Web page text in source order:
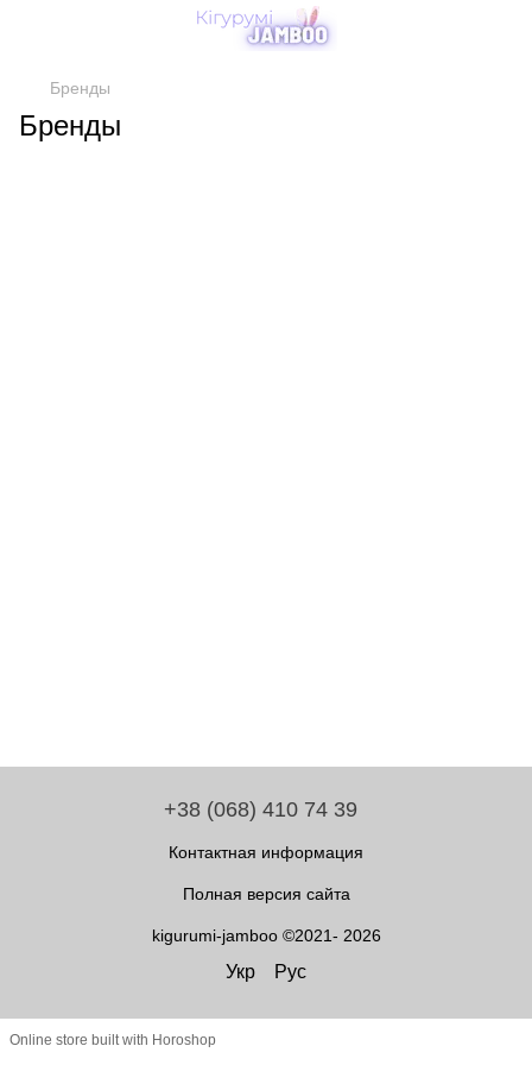
Бренды
Бренды
+38 (068) 410 74 39
Контактная информация
Полная версия сайта
kigurumi-jamboo ©2021- 2026
Укр Рус
Online store built with Horoshop